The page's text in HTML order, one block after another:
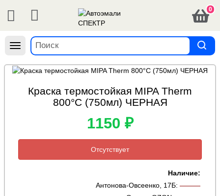
0
Навигация
Краска термостойкая MIPA Therm
800°С (750мл) ЧЕРНАЯ
1150 ₽
Отсутствует
Наличие:
Антонова-Овсеенко, 17Б: ———